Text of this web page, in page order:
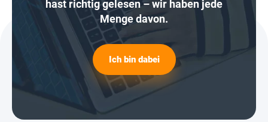
hast richtig gelesen – wir haben jede
Menge davon.
Ich bin dabei